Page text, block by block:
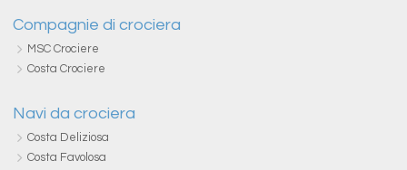
Compagnie di crociera
MSC Crociere
Costa Crociere
Navi da crociera
Costa Deliziosa
Costa Favolosa